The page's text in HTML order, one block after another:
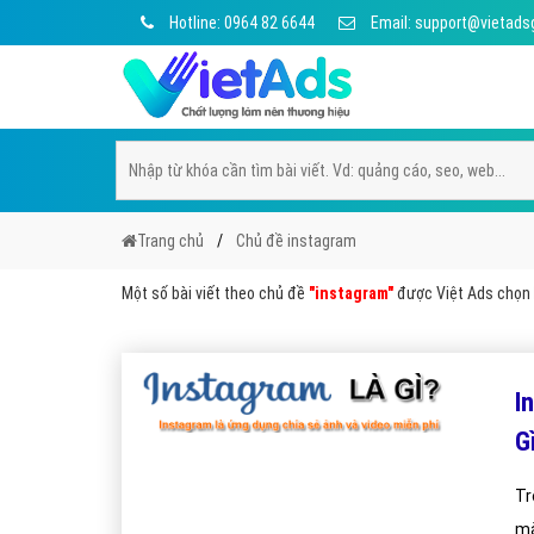
Hotline: 0964 82 6644 Email:
Trang chủ Chủ đề instagram
Một số bài viết theo chủ đề "instagram"được Việt Ads chọn